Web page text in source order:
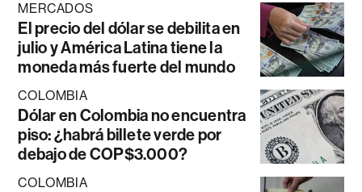
MERCADOS
El precio del dólar se debilita en
julio y América Latina tiene la
moneda más fuerte del mundo
COLOMBIA
Dólar en Colombia no encuentra
piso: ¿habrá billete verde por
debajo de COP$3.000?
COLOMBIA